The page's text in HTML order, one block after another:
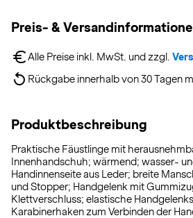
Preis- &
Alle Preise inkl. MwSt. und zzgl.
Rückgabe innerhalb von 30 Tagen
Produktbeschreibung
Praktische Fäustlinge mit
Innenhandschuh; wärmend; wasser-
Handinnenseite aus Leder; breite
und Stopper; Handgelenk mit
Klettverschluss; elastische
Karabinerhaken zum Verbinden der